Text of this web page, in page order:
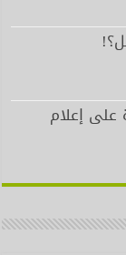
على إعلام